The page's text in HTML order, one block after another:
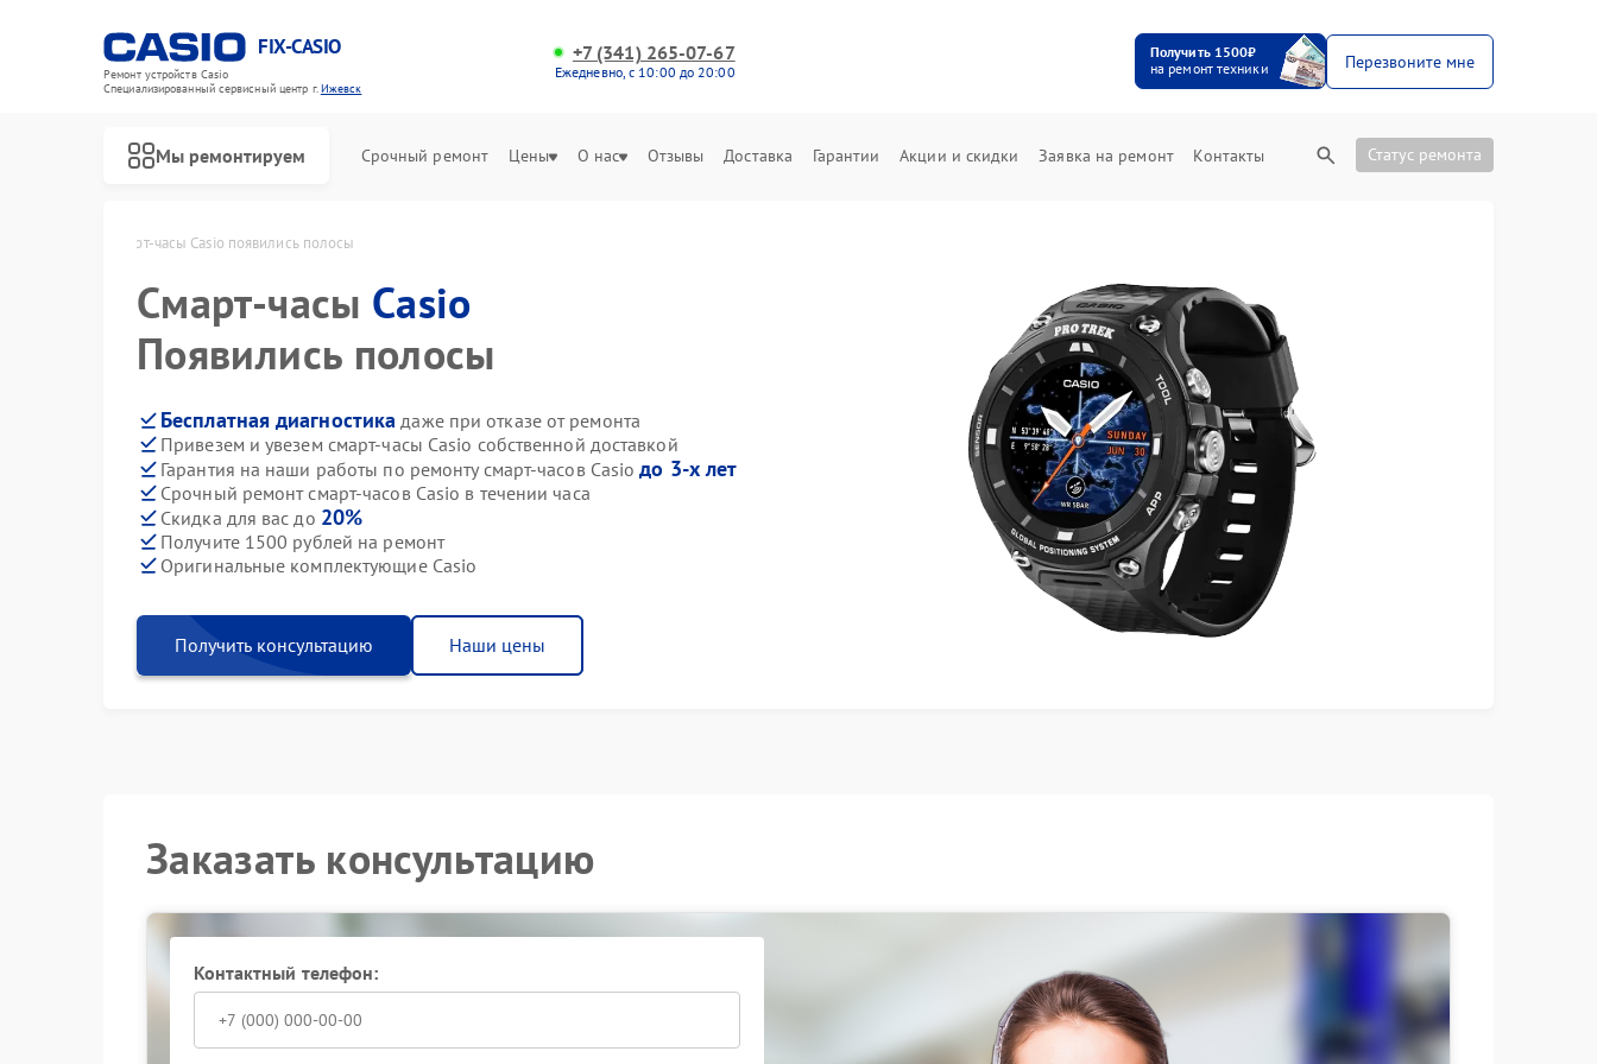
FIX-CASIO
Ремонт устройств Casio
Специализированный cервисный центр г.Ижевск
+7 (341) 265-07-67
Ежедневно, с 10:00 до 20:00
Получить 1500₽
на ремонт техники
Перезвоните мне
Мы ремонтируем Срочный ремонт Цены О нас Отзывы Доставка Гарантии Акции и скидки Заявка на ремонт Контакты Статус ремонта
Смарт-часы Casio появились полосы
Смарт-часы Casio
Появились полосы
Бесплатная диагностика даже при отказе от ремонта
Привезем и увезем смарт-часы Casio собственной доставкой
Гарантия на наши работы по ремонту смарт-часов Casioдо 3-х лет
Срочный ремонт смарт-часов Casio в течении часа
Скидка для вас до 20%
Получите 1500 рублей на ремонт
Оригинальные комплектующие Casio
Получить консультацию Наши цены
Заказать консультацию
Контактный телефон: